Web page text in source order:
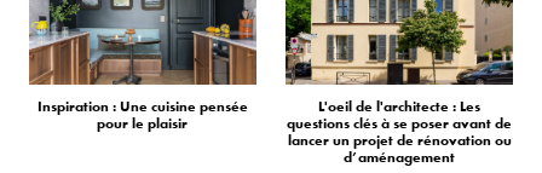
Inspiration : Une cuisine pensée
pour le plaisir
L'oeil de l'architecte : Les
questions clés à se poser avant de
lancer un projet de rénovation ou
d’aménagement